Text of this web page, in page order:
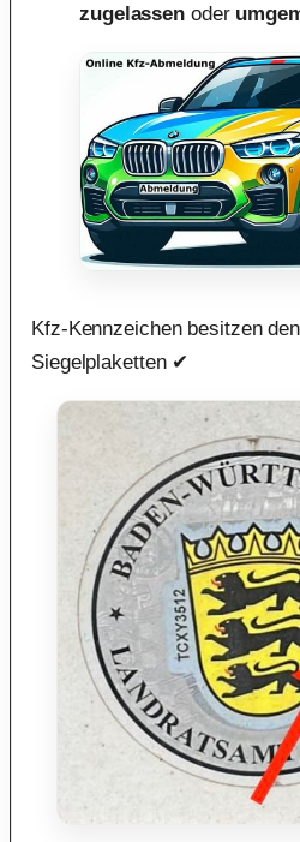
zugelassen oder
Kfz-Kennzeichen besitzen
Siegelplaketten ✔︎